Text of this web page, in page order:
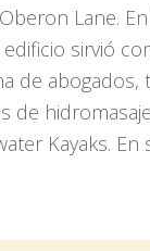
Lane.
sirvió
de abogados,
de
Kayaks. En